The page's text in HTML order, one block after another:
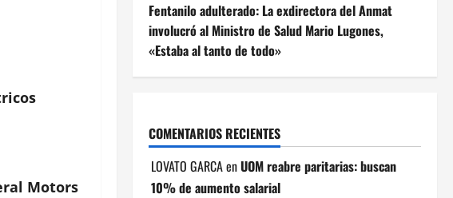
Motors
Fentanilo adulterado: La exdirectora del Anmat
involucró al Ministro de Salud Mario Lugones,
«Estaba al tanto de todo»
COMENTARIOS RECIENTES
LOVATO GARCAenUOM reabre paritarias: buscan
10% de aumento salarial